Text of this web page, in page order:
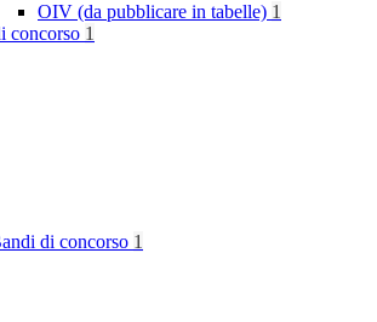
OIV (da pubblicare in tabelle) 1
concorso 1
di concorso 1